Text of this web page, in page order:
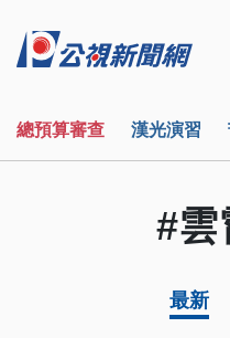
總預算審查 漢光演習
#雲
最新